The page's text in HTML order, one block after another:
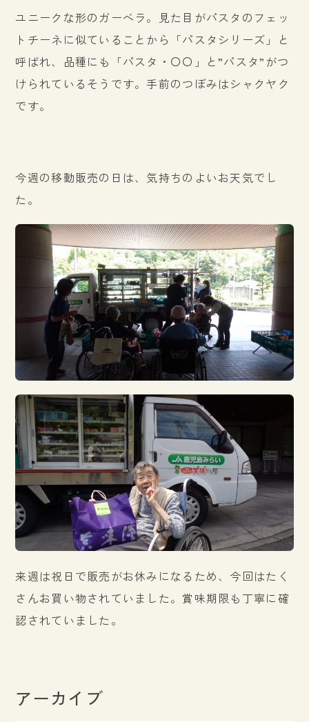
ユニークな形のガーベラ。見た目がパスタのフェッ
トチーネに似ていることから「パスタシリーズ」と
呼ばれ、品種にも「パスタ・〇〇」と”パスタ”がつ
けられているそうです。手前のつぼみはシャクヤク
です。
今週の移動販売の日は、気持ちのよいお天気でし
た。
来週は祝日で販売がお休みになるため、今回はたく
さんお買い物されていました。賞味期限も丁寧に確
認されていました。
アーカイブ